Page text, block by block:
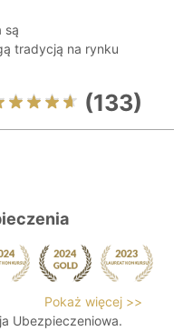
są
tradycją na rynku
(133)
Pokaż więcej >>
Ubezpieczeniowa.